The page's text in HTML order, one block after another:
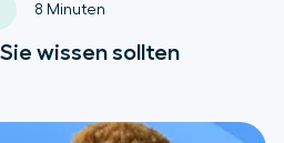
8 Minuten
wissen sollten